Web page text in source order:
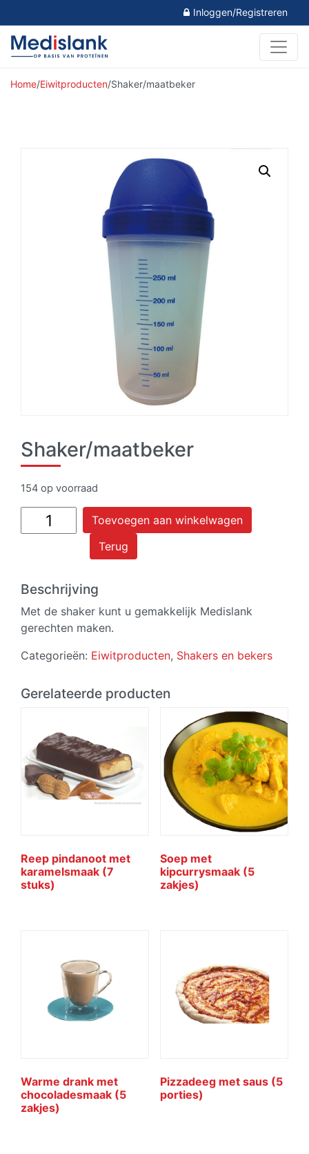
Inloggen/Registreren
Home/Eiwitproducten/Shaker/maatbeker
Shaker/maatbeker
154 op voorraad
Shaker/maatbeker
aantal
Toevoegen aan winkelwagen
Terug
Beschrijving
Met de shaker kunt u gemakkelijk Medislank
gerechten maken.
Categorieën: Eiwitproducten, Shakers en bekers
Gerelateerde producten
Reep pindanoot met
karamelsmaak (7
stuks)
Soep met
kipcurrysmaak (5
zakjes)
Warme drank met
chocoladesmaak (5
zakjes)
Pizzadeeg met saus (5
porties)